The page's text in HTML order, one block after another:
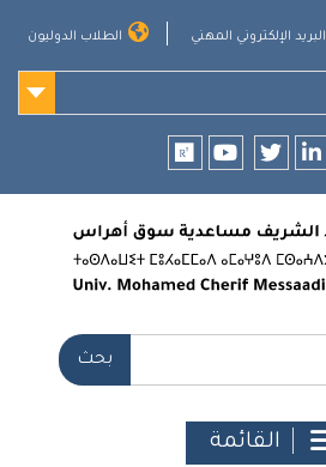
البريد الإلكتروني المهني الطلاب الدوليون
القائمة